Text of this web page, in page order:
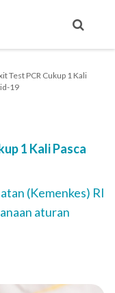
Test PCR Cukup 1 Kali
19
1 Kali Pasca
(Kemenkes) RI
aturan